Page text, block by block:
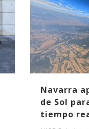
Navarra
de Sol
tiempo